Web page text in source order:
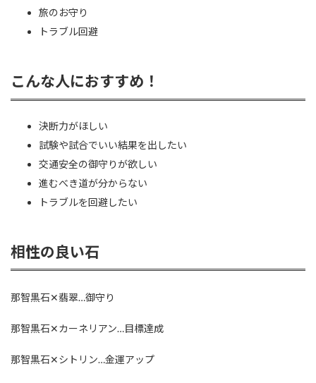
旅のお守り
トラブル回避
こんな人におすすめ！
決断力がほしい
試験や試合でいい結果を出したい
交通安全の御守りが欲しい
進むべき道が分からない
トラブルを回避したい
相性の良い石
那智黒石✕翡翠…御守り
那智黒石✕カーネリアン…目標達成
那智黒石✕シトリン…金運アップ